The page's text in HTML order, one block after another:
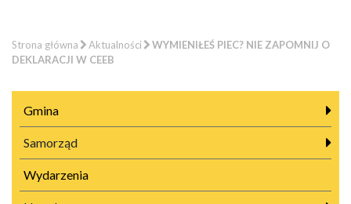
Strona główna Aktualności
WYMIENIŁEŚ PIEC? NIE ZAPOMNIJ O
DEKLARACJI W CEEB
Gmina
Samorząd
Wydarzenia